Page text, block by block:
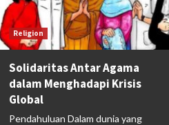
Religion
Solidaritas Antar Agama
dalam Menghadapi Krisis
Global
Pendahuluan Dalam dunia yang